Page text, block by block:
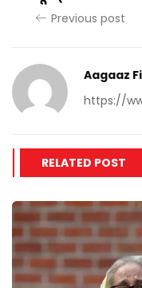
Previous post
Aagaaz
https://
RELATED POST